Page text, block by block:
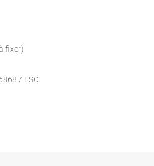
fixer)
/ FSC